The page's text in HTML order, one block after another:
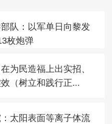
队：以军单日向黎发
枚炮弹
为民造福上出实招、
（树立和践行正...
太阳表面等离子体流